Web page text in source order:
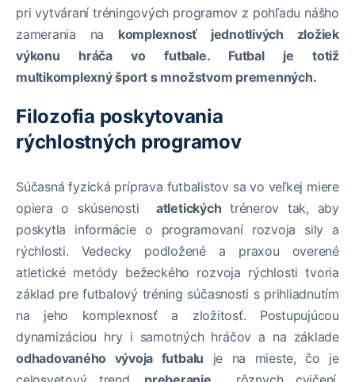
pri vytváraní tréningových programov z pohľadu nášho
zamerania na komplexnosť jednotlivých zložiek
výkonu hráča vo futbale. Futbal je totiž
multikomplexný šport s množstvom premenných.
Filozofia poskytovania
rýchlostných programov
Súčasná fyzická príprava futbalistov sa vo veľkej miere
opiera o skúsenosti atletických trénerov tak, aby
poskytla informácie o programovaní rozvoja sily a
rýchlosti. Vedecky podložené a praxou overené
atletické metódy bežeckého rozvoja rýchlosti tvoria
základ pre futbalový tréning súčasnosti s prihliadnutím
na jeho komplexnosť a zložitosť. Postupujúcou
dynamizáciou hry i samotných hráčov a na základe
odhadovaného vývoja futbalu je na mieste, čo je